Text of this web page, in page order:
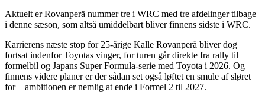
Aktuelt er Rovanperä nummer tre i WRC med tre afdelinger tilbage
i denne sæson, som altså umiddelbart bliver finnens sidste i WRC.
Karrierens næste stop for 25-årige Kalle Rovanperä bliver dog
fortsat indenfor Toyotas vinger, for turen går direkte fra rally til
formelbil og Japans Super Formula-serie med Toyota i 2026. Og
finnens videre planer er der sådan set også løftet en smule af sløret
for – ambitionen er nemlig at ende i Formel 2 til 2027.